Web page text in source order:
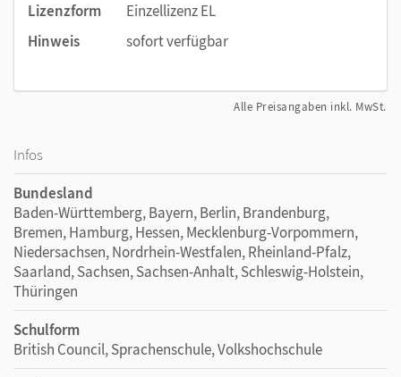
Lizenzform
Einzellizenz EL
Hinweis
sofort verfügbar
Alle Preisangaben inkl. MwSt.
Infos
Bundesland
Baden-Württemberg, Bayern, Berlin, Brandenburg,
Bremen, Hamburg, Hessen, Mecklenburg-Vorpommern,
Niedersachsen, Nordrhein-Westfalen, Rheinland-Pfalz,
Saarland, Sachsen, Sachsen-Anhalt, Schleswig-Holstein,
Thüringen
Schulform
British Council, Sprachenschule, Volkshochschule